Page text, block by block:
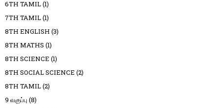
6TH TAMIL(1)
7TH TAMIL(1)
8TH ENGLISH (3)
8TH MATHS (1)
8TH SCIENCE (1)
8TH SOCIAL SCIENCE (2)
8TH TAMIL(2)
9 வகுப்பு (8)